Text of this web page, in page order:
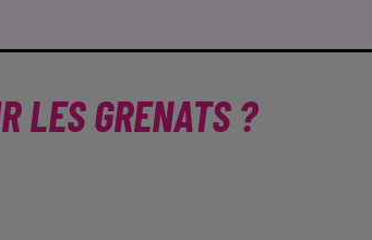
LES GRENATS ?